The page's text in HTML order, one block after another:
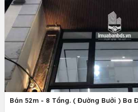
Bán 52m - 8 Tầng. ( Đường Bưởi ) Ba